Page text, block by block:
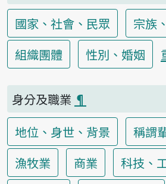
國家、社會、民眾
宗族
組織團體
性別、婚姻
身分及職業 ¶
地位、身世、背景
稱謂
漁牧業
商業
科技、